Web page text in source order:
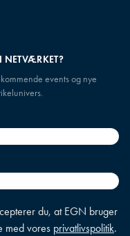
NETVÆRKET?
events og nye
du, at EGN bruger
med vores privatlivspolitik.